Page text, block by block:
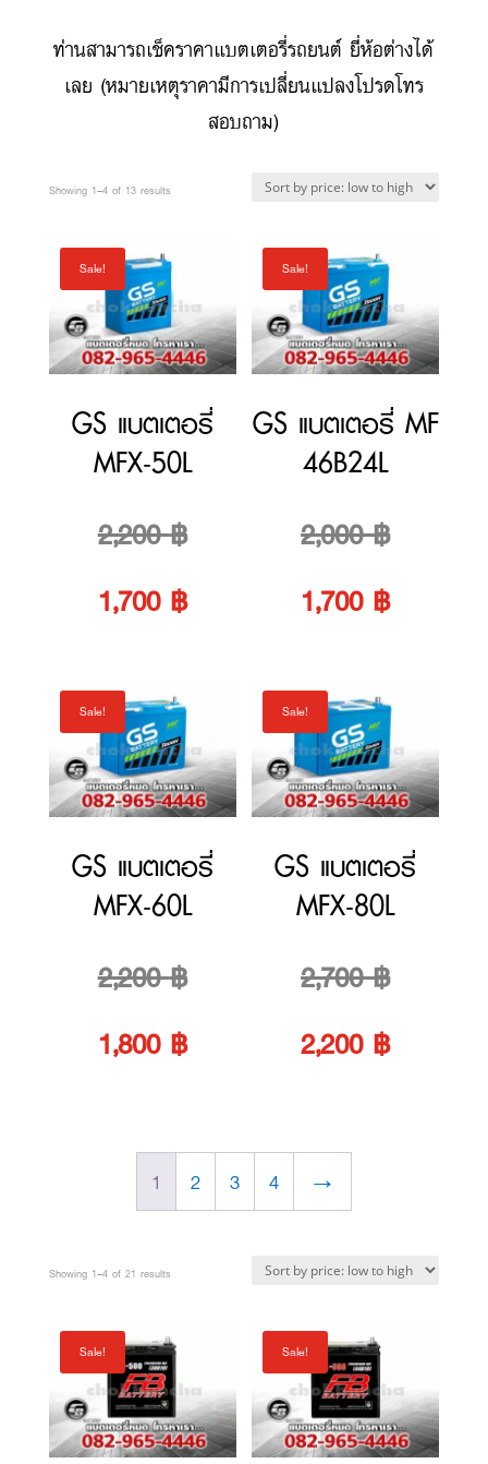
ท่านสามารถเช็คราคาแบตเตอรี่รถยนต์ ยี่ห้อต่างได้
เลย (หมายเหตุราคามีการเปลี่ยนแปลงโปรดโทร
สอบถาม)
Showing 1–4 of 13 resultsSorted
price:
low
to
high
Sale!
GS แบตเตอรี่
MFX-50L
2,200฿Original
price
2,200 ฿.
1,700 ฿Current
is:
1,700 ฿.
Sale!
GS แบตเตอรี่ MF
46B24L
2,000฿Original
price
2,000 ฿.
1,700 ฿Current
is:
1,700 ฿.
Sale!
GS แบตเตอรี่
MFX-60L
2,200฿Original
price
2,200 ฿.
1,800 ฿Current
is:
Sale!
GS แบตเตอรี่
MFX-80L
2,700฿Original
price
2,200 ฿Current
1 2 3 4 →
Showing 1–4 of 21 resultsSorted
price:
low
to
high
Sale! Sale!